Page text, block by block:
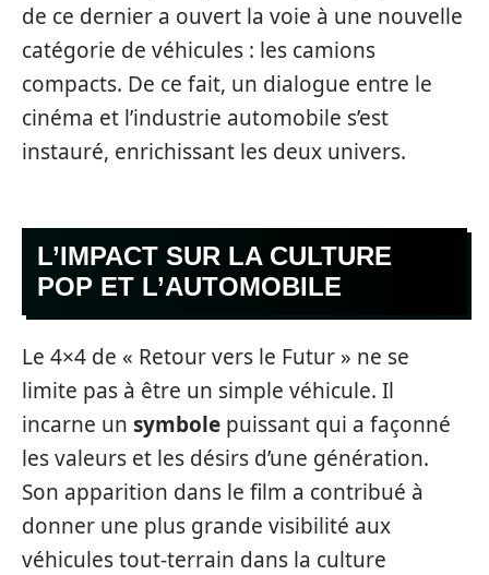
de ce dernier a ouvert la voie à une nouvelle
catégorie de véhicules : les camions
compacts. De ce fait, un dialogue entre le
cinéma et l’industrie automobile s’est
instauré, enrichissant les deux univers.
L’IMPACT SUR LA CULTURE
POP ET L’AUTOMOBILE
Le 4×4 de « Retour vers le Futur » ne se
limite pas à être un simple véhicule. Il
incarne un symbole puissant qui a façonné
les valeurs et les désirs d’une génération.
Son apparition dans le film a contribué à
donner une plus grande visibilité aux
véhicules tout-terrain dans la culture